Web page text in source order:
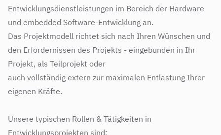
Entwicklungsdienstleistungen im Bereich der Hardware
und embedded Software-Entwicklung an.
Das Projektmodell richtet sich nach Ihren Wünschen und
den Erfordernissen des Projekts - eingebunden in Ihr
Projekt, als Teilprojekt oder
auch vollständig extern zur maximalen Entlastung Ihrer
eigenen Kräfte.
Unsere typischen Rollen & Tätigkeiten in
Entwicklungsprojekten sind: